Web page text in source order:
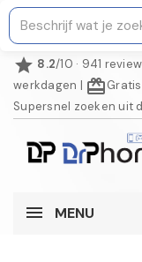
star 8.2/10 · 941
werkdagen | redeem
Supersnel zoeken uit
MENU